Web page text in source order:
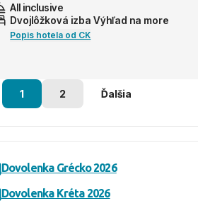
All inclusive
Dvojlôžková izba Výhľad na more
Popis hotela od CK
1 2 Ďalšia
Dovolenka Grécko 2026
Dovolenka Kréta 2026